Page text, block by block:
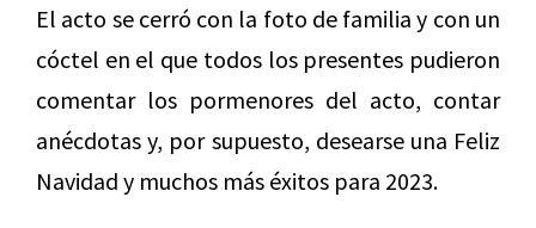
El acto se cerró con la foto de familia y con un
cóctel en el que todos los presentes pudieron
comentar los pormenores del acto, contar
anécdotas y, por supuesto, desearse una Feliz
Navidad y muchos más éxitos para 2023.